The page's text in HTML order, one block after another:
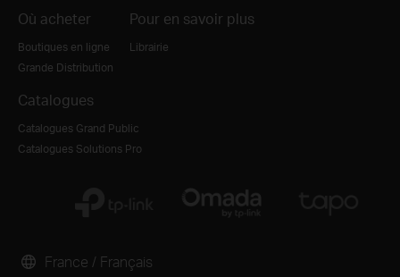
Où acheter
Boutiques en ligne
Grande Distribution
Pour en savoir plus
Librairie
Catalogues
Catalogues Grand Public
Catalogues Solutions Pro
France / Français